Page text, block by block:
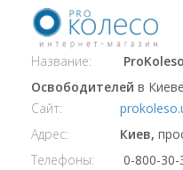
Название:
Освободителей в Киеве
Сайт:
Адрес:
Киев,
Телефоны:
0-800-30-